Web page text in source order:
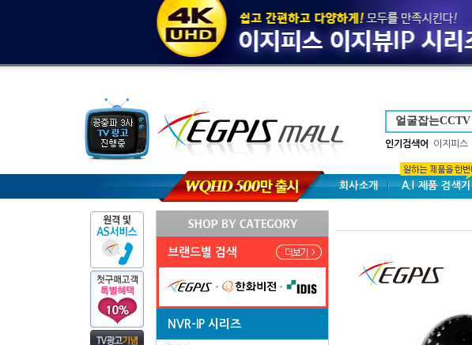
인기검색어 이지피스
회사소개 A.I 제품 검색기
브랜드별 검색
NVR-IP 시리즈